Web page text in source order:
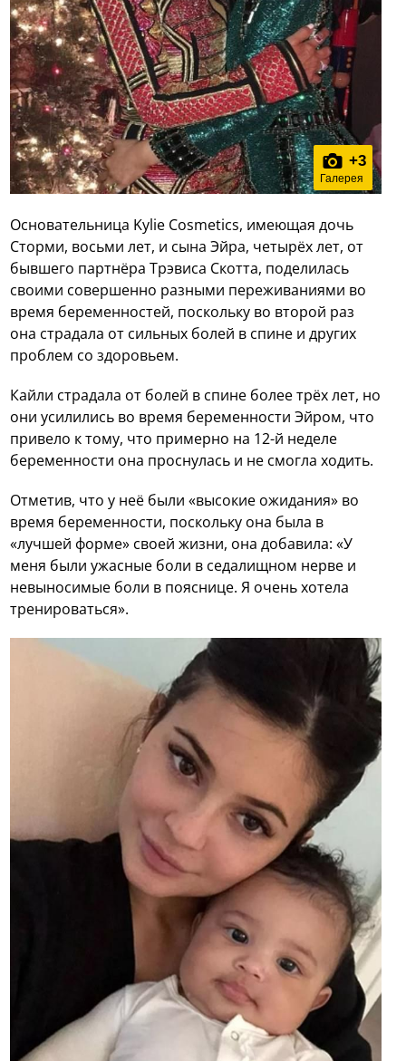
+3
Галерея
Основательница Kylie Cosmetics, имеющая дочь
Сторми, восьми лет, и сына Эйра, четырёх лет, от
бывшего партнёра Трэвиса Скотта, поделилась
своими совершенно разными переживаниями во
время беременностей, поскольку во второй раз
она страдала от сильных болей в спине и других
проблем со здоровьем.
Кайли страдала от болей в спине более трёх лет, но
они усилились во время беременности Эйром, что
привело к тому, что примерно на 12-й неделе
беременности она проснулась и не смогла ходить.
Отметив, что у неё были «высокие ожидания» во
время беременности, поскольку она была в
«лучшей форме» своей жизни, она добавила: «У
меня были ужасные боли в седалищном нерве и
невыносимые боли в пояснице. Я очень хотела
тренироваться».